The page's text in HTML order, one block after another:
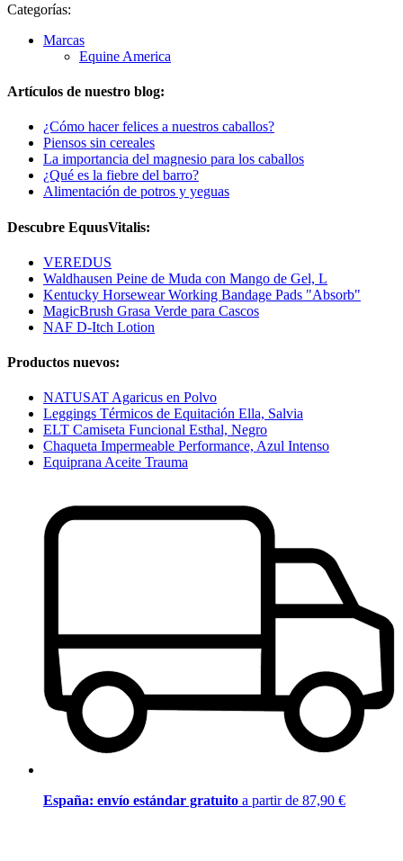
Categorías:
Marcas
Equine America
Artículos de nuestro blog:
¿Cómo hacer felices a nuestros caballos?
Piensos sin cereales
La importancia del magnesio para los caballos
¿Qué es la fiebre del barro?
Alimentación de potros y yeguas
Descubre EquusVitalis:
VEREDUS
Waldhausen Peine de Muda con Mango de Gel, L
Kentucky Horsewear Working Bandage Pads "Absorb"
MagicBrush Grasa Verde para Cascos
NAF D-Itch Lotion
Productos nuevos:
NATUSAT Agaricus en Polvo
Leggings Térmicos de Equitación Ella, Salvia
ELT Camiseta Funcional Esthal, Negro
Chaqueta Impermeable Performance, Azul Intenso
Equiprana Aceite Trauma
España: envío estándar gratuito a partir de 87,90 €